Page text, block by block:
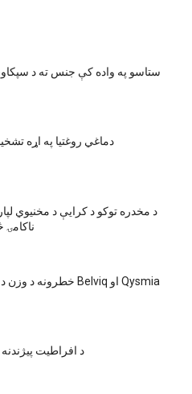
ستاسو په واده کې جنس ته د سپکاوي
دماغي روغتیا په اړه
خطرونه د وزن د ضایع خطرونه Belviq او Qysmia
د افراطیت پیژندنه